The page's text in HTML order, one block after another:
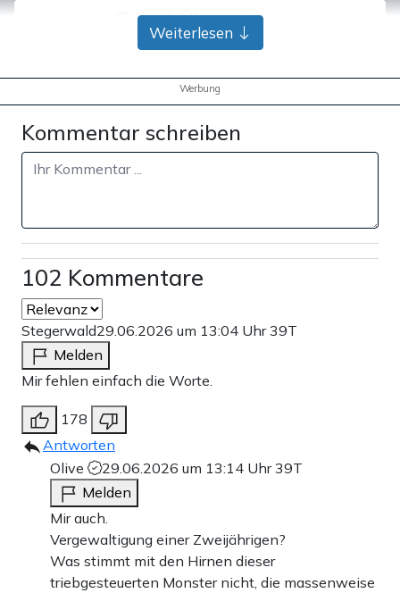
Bank-Überweisung
Weiterlesen
Werbung
Kommentar schreiben
102 Kommentare
Stegerwald29.06.2026 um 13:04 Uhr39T
Melden
Mir fehlen einfach die Worte.
178
Antworten
Olive
29.06.2026 um 13:14 Uhr39T
Melden
Mir auch.
Vergewaltigung einer Zweijährigen?
Was stimmt mit den Hirnen dieser
triebgesteuerten Monster nicht, die massenweise